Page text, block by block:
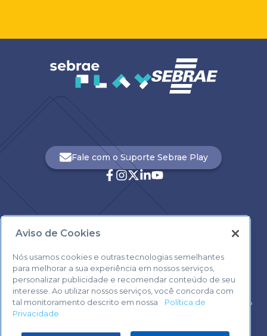
0800 570 0800
Fale com o Suporte Sebrae Play
Voltar ao topo
Aviso de Cookies
Nós usamos cookies e outras tecnologias semelhantes
para melhorar a sua experiência em nossos serviços,
personalizar publicidade e recomendar conteúdo de seu
interesse. Ao utilizar nossos serviços, você concorda com
tal monitoramento descrito em nossa
Política de
Privacidade